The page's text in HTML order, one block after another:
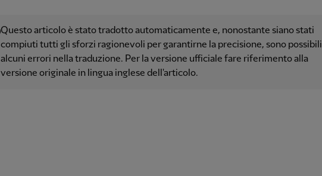
Questo articolo è stato tradotto automaticamente e, nonostante siano stati
compiuti tutti gli sforzi ragionevoli per garantirne la precisione, sono possibili
alcuni errori nella traduzione. Per la versione ufficiale fare riferimento alla
versione originale in lingua inglese dell'articolo.